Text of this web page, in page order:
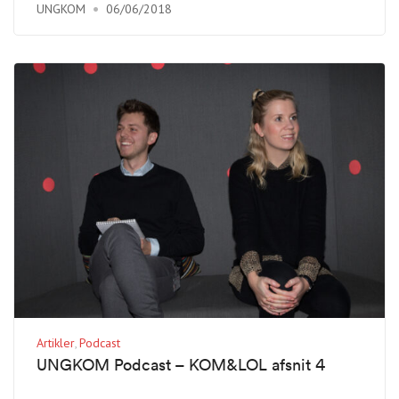
UNGKOM 06/06/2018
Artikler Podcast
UNGKOM Podcast – KOM&LOL afsnit 4